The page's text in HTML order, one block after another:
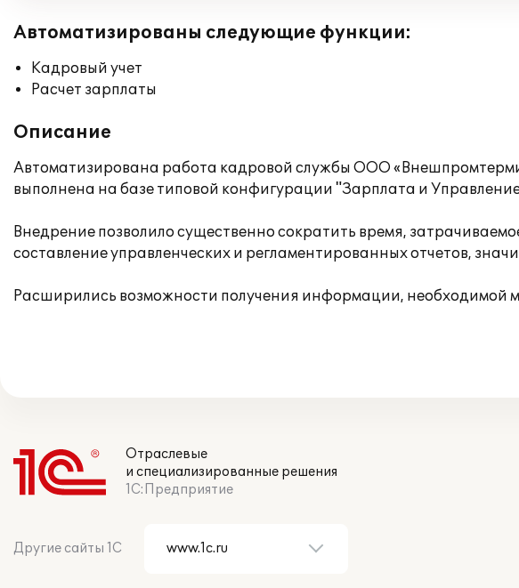
Автоматизированы следующие функции:
Кадровый учет
Расчет зарплаты
Описание
Автоматизирована работа кадровой службы ООО
выполнена на базе типовой конфигурации "Зарплата и
Внедрение позволило существенно сократить время,
составление управленческих и регламентированных отчетов,
Расширились возможности получения информации, необходимой
Отраслевые
и специализированные решения
1С:Предприятие
Другие сайты 1С